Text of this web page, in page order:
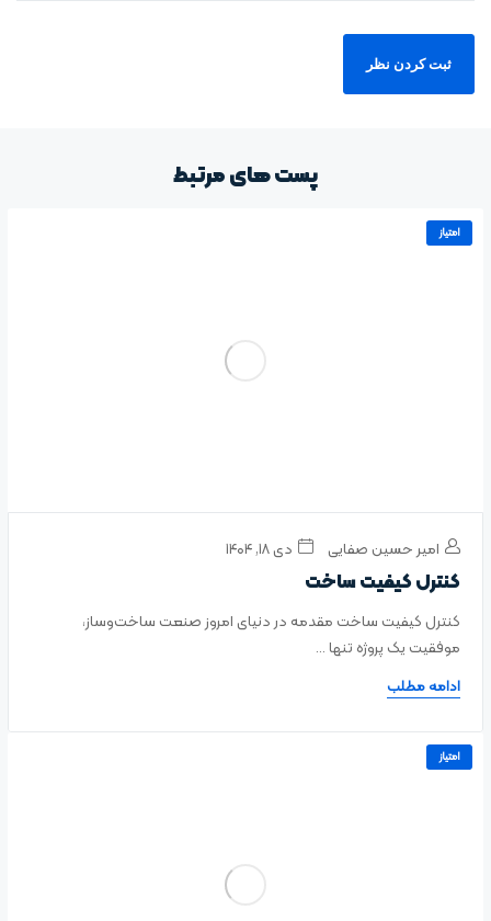
پست های مرتبط
امتیاز
امیر حسین صفایی دی ۱۸, ۱۴۰۴
کنترل کیفیت ساخت
کنترل کیفیت ساخت مقدمه در دنیای امروز صنعت ساخت‌وساز،
موفقیت یک پروژه تنها ...
ادامه مطلب
امتیاز